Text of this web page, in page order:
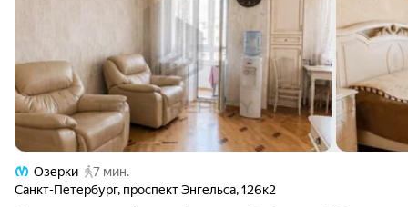
Озерки
7 мин.
Санкт-Петербург, проспект Энгельса,126к2